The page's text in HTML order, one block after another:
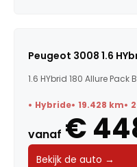
Peugeot 3008 1.6
1.6 HYbrid 180 Allure Pack
Hybride 19.428 km
vanaf €
Bekijk de auto →